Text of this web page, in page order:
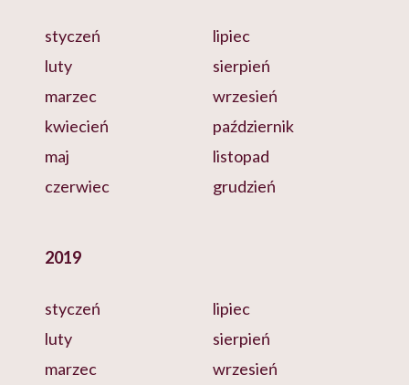
styczeń
luty
marzec
kwiecień
maj
czerwiec
lipiec
sierpień
wrzesień
październik
listopad
grudzień
2019
styczeń
luty
marzec
lipiec
sierpień
wrzesień